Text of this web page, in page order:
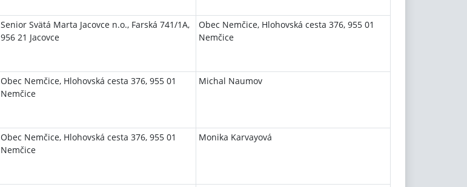
Senior Svätá Marta Jacovce n.o., Farská 741/1A,
956 21 Jacovce
Obec Nemčice, Hlohovská cesta 376, 955 01
Nemčice
Obec Nemčice, Hlohovská cesta 376, 955 01
Nemčice
Michal Naumov
Obec Nemčice, Hlohovská cesta 376, 955 01
Nemčice
Monika Karvayová